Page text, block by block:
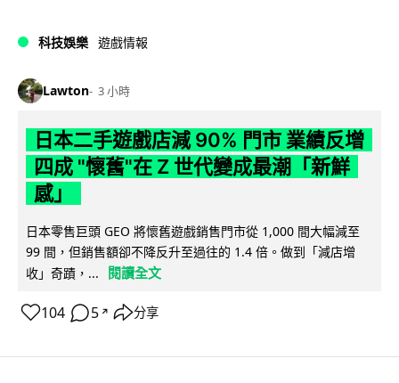
科技娛樂 遊戲情報
Lawton 3 小時
日本二手遊戲店減 90% 門市 業績反增
四成 "懷舊"在 Z 世代變成最潮「新鮮
感」
日本零售巨頭 GEO 將懷舊遊戲銷售門市從 1,000 間大幅減至
99 間，但銷售額卻不降反升至過往的 1.4 倍。做到「減店增
收」奇蹟，...
閱讀全文
104 5 ↗ 分享